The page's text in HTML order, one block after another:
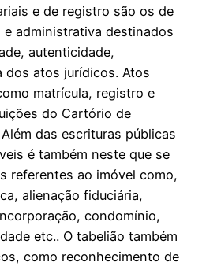
e de registro são os de
administrativa destinados
autenticidade,
dos atos jurídicos. Atos
matrícula, registro e
do Cartório de
das escrituras públicas
é também neste que se
referentes ao imóvel como,
alienação fiduciária,
condomínio,
etc.. O tabelião também
como reconhecimento de